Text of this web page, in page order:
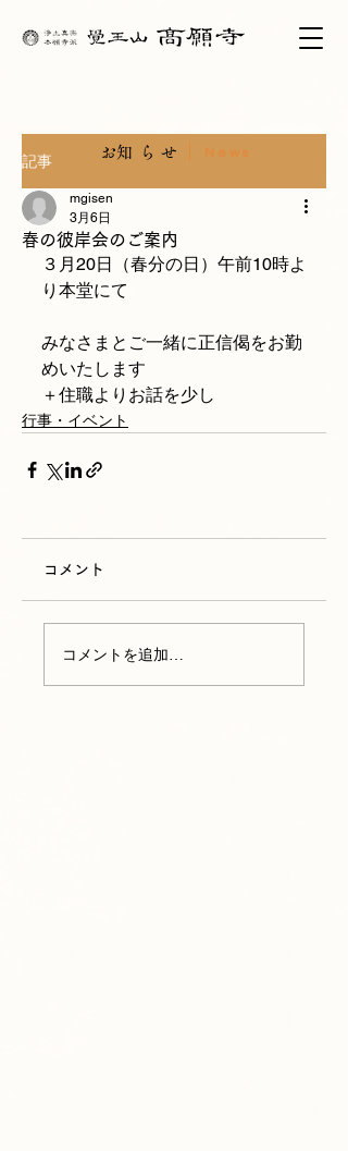
記事
春の彼岸会のご案内
mgisen
3月6日
３月20日（春分の日）午前10時よ
り本堂にて
みなさまとご一緒に正信偈をお勤
めいたします
＋住職よりお話を少し
行事・イベント
コメント
コメントを追加…
​お知らせ News